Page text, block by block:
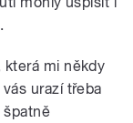
která mi někdy
urazí třeba
špatně